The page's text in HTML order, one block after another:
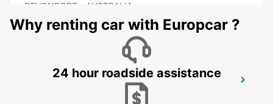
DEVONPORT - AUSTRALIA
Why renting car with Europcar ?
24 hour roadside assistance